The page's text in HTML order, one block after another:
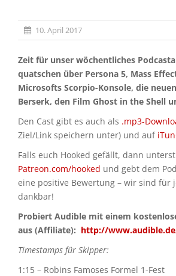
Jobs
Discord
10. April 2017
Zeit für unser wöchentliches
quatschen über Persona 5, Mass
Microsofts Scorpio-Konsole, die
Berserk, den Film Ghost in the Shell
Den Cast gibt es auch als .mp3-
Ziel/Link speichern unter) und auf
Falls euch Hooked gefällt, dann
Patreon.com/hooked und gebt dem
eine positive Bewertung – wir sind für
dankbar!
Probiert Audible mit einem
aus (Affiliate): http://
Timestamps für Skipper:
1:15 – Robins Famoses Formel 1-Fest